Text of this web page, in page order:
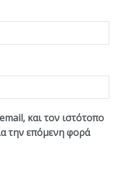
και τον ιστότοπο
την επόμενη φορά